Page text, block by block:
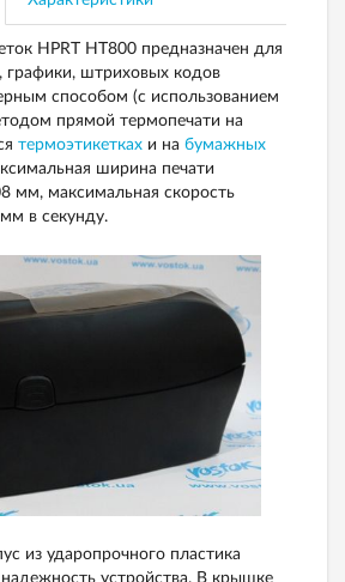
HPRT HT800 предназначен для
графики, штриховых кодов
способом (с использованием
прямой термопечати на
термоэтикетках и на бумажных
ширина печати
мм, максимальная скорость
в секунду.
из ударопрочного пластика
надежность устройства. В крышке